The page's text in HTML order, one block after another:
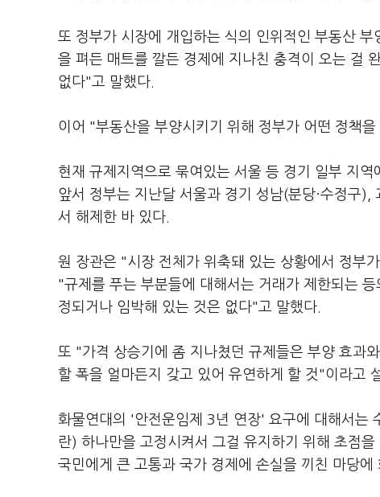
또 정부가 시장에 개입하는 식의 인위적인 부동산
을 펴든 매트를 깔든 경제에 지나친 충격이 오는 걸
없다"고 말했다.
이어 "부동산을 부양시키기 위해 정부가 어떤 정책
현재 규제지역으로 묶여있는 서울 등 경기 일부 지
앞서 정부는 지난달 서울과 경기 성남(분당·수정구
서 해제한 바 있다.
원 장관은 "시장 전체가 위축돼 있는 상황에서 정부
"규제를 푸는 부분들에 대해서는 거래가 제한되는
정되거나 임박해 있는 것은 없다"고 말했다.
또 "가격 상승기에 좀 지나쳤던 규제들은 부양 효과
할 폭을 얼마든지 갖고 있어 유연하게 할 것"이라고
화물연대의 '안전운임제 3년 연장' 요구에 대해서는
란) 하나만을 고정시켜서 그걸 유지하기 위해 초점
국민에게 큰 고통과 국가 경제에 손실을 끼친 마당